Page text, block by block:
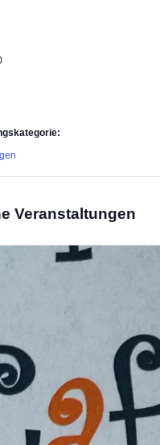
Veranstaltungen